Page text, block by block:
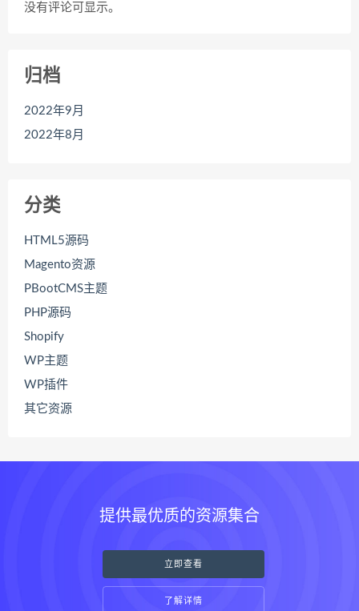
没有评论可显示。
归档
2022年9月
2022年8月
分类
HTML5源码
Magento资源
PBootCMS主题
PHP源码
Shopify
WP主题
WP插件
其它资源
提供最优质的资源集合
立即查看
了解详情